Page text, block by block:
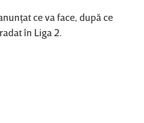
ce va face, după ce
în Liga 2.